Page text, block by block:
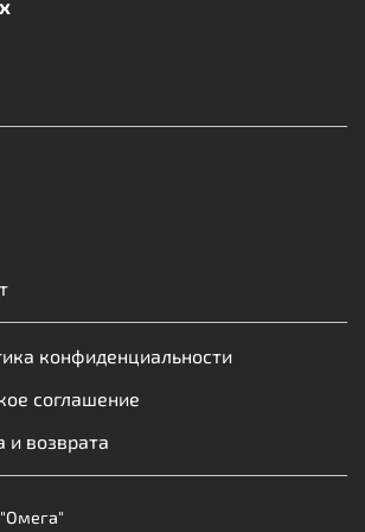
QC3.0;
ABS+PC (огнестойкий)
Potential сочетает в себе
конфиденциальности
соглашение
и возврата